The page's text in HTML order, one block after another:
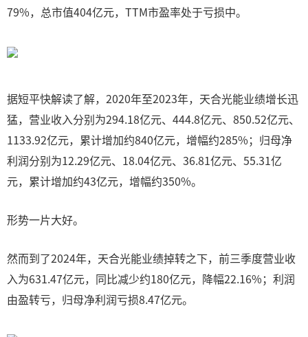
79%，总市值404亿元，TTM市盈率处于亏损中。
据短平快解读了解，2020年至2023年，天合光能业绩增长迅
猛，营业收入分别为294.18亿元、444.8亿元、850.52亿元、
1133.92亿元，累计增加约840亿元，增幅约285%；归母净
利润分别为12.29亿元、18.04亿元、36.81亿元、55.31亿
元，累计增加约43亿元，增幅约350%。
形势一片大好。
然而到了2024年，天合光能业绩掉转之下，前三季度营业收
入为631.47亿元，同比减少约180亿元，降幅22.16%；利润
由盈转亏，归母净利润亏损8.47亿元。